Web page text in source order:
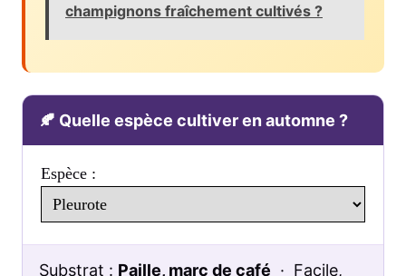
champignons fraîchement cultivés ?
🍂 Quelle espèce cultiver en automne ?
Espèce :
Substrat : Paille, marc de café · Facile,